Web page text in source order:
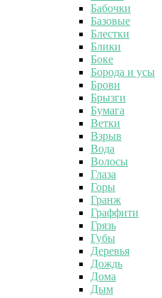
Бабочки
Базовые
Блестки
Блики
Боке
Борода и усы
Брови
Брызги
Бумага
Ветки
Взрыв
Вода
Волосы
Глаза
Горы
Гранж
Граффити
Грязь
Губы
Деревья
Дождь
Дома
Дым